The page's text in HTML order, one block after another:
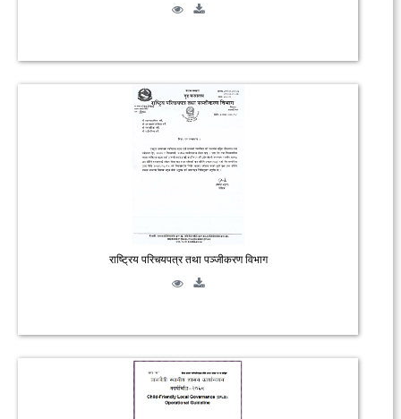
राष्ट्रिय परिचयपत्र तथा पञ्जीकरण विभाग